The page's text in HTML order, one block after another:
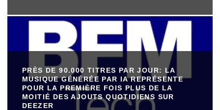
PRÈS DE 90.000 TITRES PAR JOUR: LA
MUSIQUE GÉNÉRÉE PAR IA REPRÉSENTE
POUR LA PREMIÈRE FOIS PLUS DE LA
MOITIÉ DES AJOUTS QUOTIDIENS SUR
DEEZER